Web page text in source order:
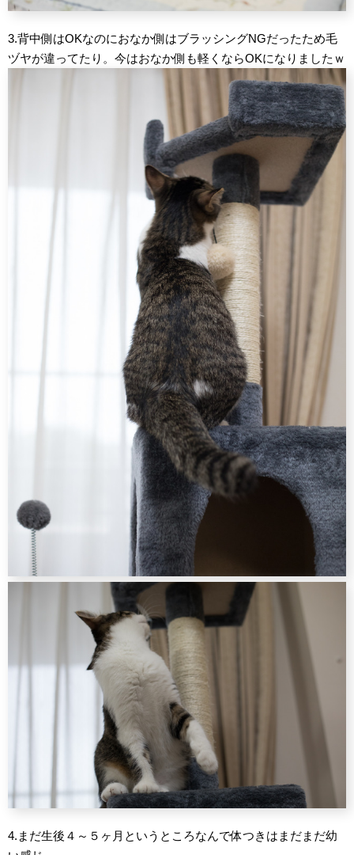
3.背中側はOKなのにおなか側はブラッシングNGだったため毛
ヅヤが違ってたり。今はおなか側も軽くならOKになりましたｗ
4.まだ生後４～５ヶ月というところなんで体つきはまだまだ幼